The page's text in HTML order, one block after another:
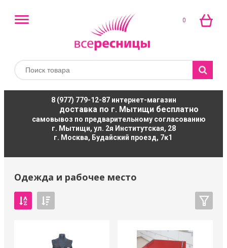
0
8 (977) 779-12-87интернет-магазин
доставка по г. Мытищи бесплатно
самовывоз по предварительному согласованию
г. Мытищи, ул. 2я Институтская, 28
г. Москва, Будайский проезд, 7к1
Одежда и рабочее место